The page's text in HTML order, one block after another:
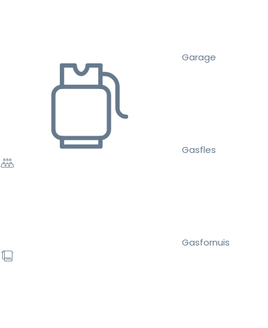
Garage
Gasfles
Gasfornuis